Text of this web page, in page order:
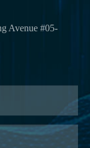
Avenue #05-